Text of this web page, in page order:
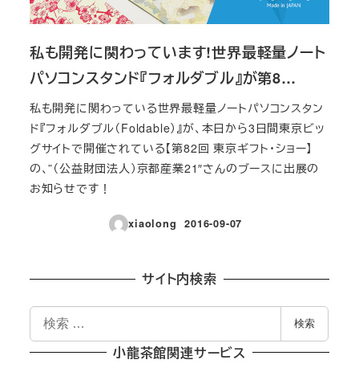
私も開発に関わっています!世界最軽量ノート
パソコンスタンド『フォルダブル』が第8…
私も開発に関わっている世界最軽量ノートパソコンスタン
ド『フォルダブル（Foldable）』が、本日から3日間東京ビッ
グサイトで開催されている【第82回 東京ギフト・ショー】
の、”（公益財団法人）京都産業21″さんのブースに出展の
お知らせです！
xiaolong
投稿日
2016-09-07
サイト内検索
検
索
検索
小龍茶館関連サービス